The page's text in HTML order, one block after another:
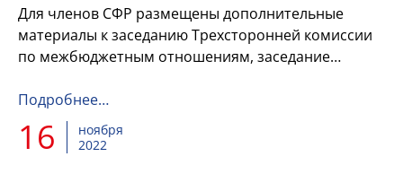
Для членов СФР размещены дополнительные
материалы к заседанию Трехсторонней комиссии
по межбюджетным отношениям, заседание
Подробнее…
16
ноября
2022